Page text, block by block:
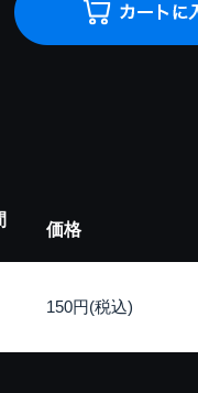
価格
150円(税込)